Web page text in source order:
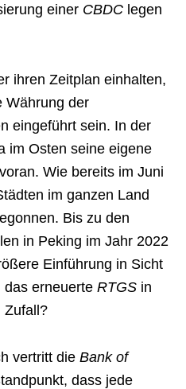
einer CBDC legen
ihren Zeitplan einhalten,
Währung der
eingeführt sein. In der
im Osten seine eigene
voran. Wie bereits im Juni
im ganzen Land
Bis zu den
in Peking im Jahr 2022
Einführung in Sicht
das erneuerte RTGS in
Zufall?
vertritt die Bank of
dass jede